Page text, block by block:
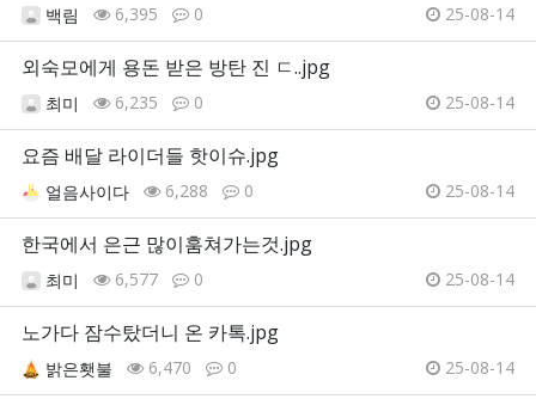
백림 6,395 0 25-08-14
외숙모에게 용돈 받은 방탄 진 ㄷ..jpg
최미 6,235 0 25-08-14
요즘 배달 라이더들 핫이슈.jpg
얼음사이다 6,288 0 25-08-14
한국에서 은근 많이훔쳐가는것.jpg
최미 6,577 0 25-08-14
노가다 잠수탔더니 온 카톡.jpg
밝은횃불 6,470 0 25-08-14